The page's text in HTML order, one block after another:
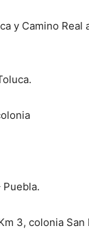
y Camino
Puebla.
3, colonia